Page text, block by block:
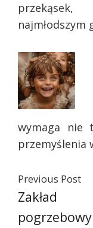
najmłodszym
wymaga nie
przemyślenia
Previous Post
Zakład
pogrzebowy